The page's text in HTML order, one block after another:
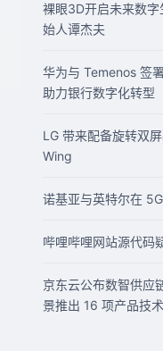
裸眼3D开启未来数
始人谭杰夫
华为与 Temenos 签
助力银行数字化转型
LG 带来配备旋转双
Wing
诺基亚与英特尔在
哔哩哔哩网站源代码
京东云公布数智供应
景推出 16 项产品技术